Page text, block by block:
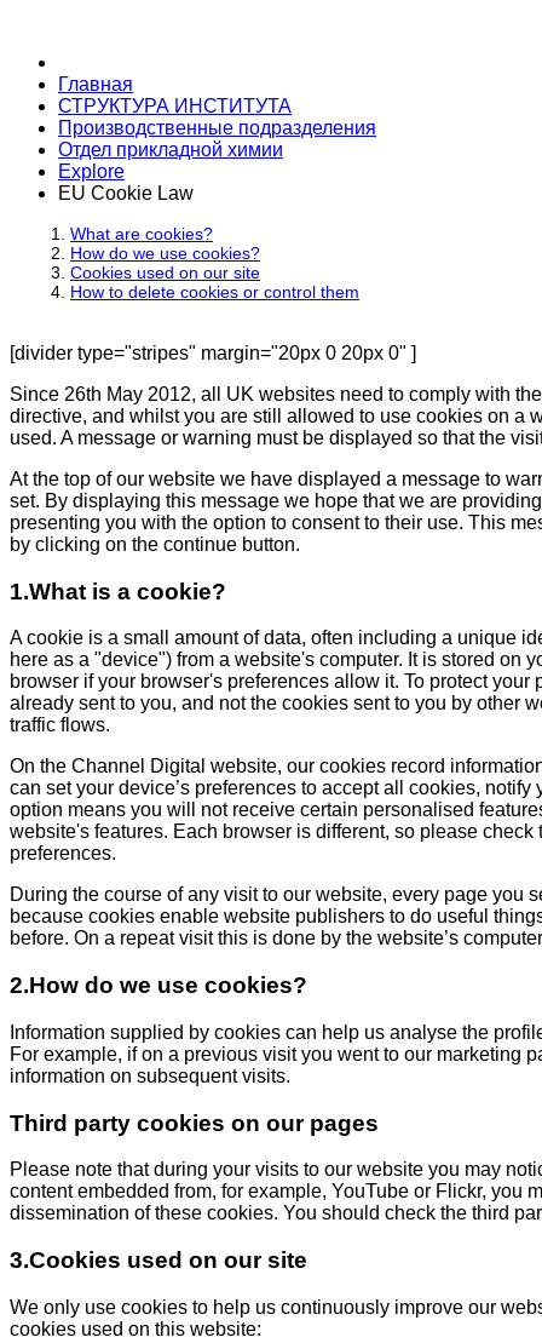
Главная
СТРУКТУРА ИНСТИТУТА
Производственные подразделения
Отдел прикладной химии
Explore
EU Cookie Law
What are cookies?
How do we use cookies?
Cookies used on our site
How to delete cookies or control them
[divider type="stripes" margin="20px 0 20px 0" ]
Since 26th May 2012, all UK websites need to comply with
directive, and whilst you are still allowed to use cookies on a
used. A message or warning must be displayed so that the
At the top of our website we have displayed a message to
set. By displaying this message we hope that we are
presenting you with the option to consent to their use. This
by clicking on the continue button.
1.What is a cookie?
A cookie is a small amount of data, often including a unique
here as a "device") from a website's computer. It is stored on
browser if your browser's preferences allow it. To protect
already sent to you, and not the cookies sent to you by other
traffic flows.
On the Channel Digital website, our cookies record
can set your device’s preferences to accept all cookies,
option means you will not receive certain personalised
website's features. Each browser is different, so please
preferences.
During the course of any visit to our website, every page
because cookies enable website publishers to do useful
before. On a repeat visit this is done by the website’s
2.How do we use cookies?
Information supplied by cookies can help us analyse the
For example, if on a previous visit you went to our marketing
information on subsequent visits.
Third party cookies on our pages
Please note that during your visits to our website you may
content embedded from, for example, YouTube or Flickr, you
dissemination of these cookies. You should check the third
3.Cookies used on our site
We only use cookies to help us continuously improve our
cookies used on this website: